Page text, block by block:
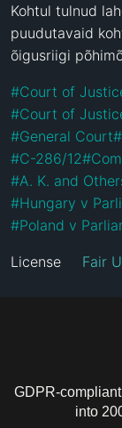
Kohtul tulnud
puudutavaid
õigusriigi
#Court of
#Court of
#General Court#
#C-286/12#
#A. K. and
#Hungary v
#Poland v
License Fair
GDPR-
into